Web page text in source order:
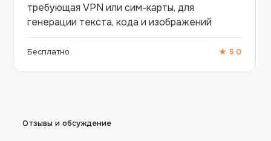
требующая VPN или сим-карты, для
генерации текста, кода и изображений
Бесплатно ★ 5.0
Отзывы и обсуждение